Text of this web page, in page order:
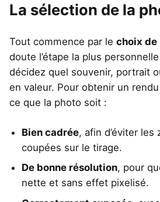
La sélection de la
Tout commence par le choix de
doute l’étape la plus
décidez quel souvenir, portrait
en valeur. Pour obtenir un
ce que la photo soit :
Bien cadrée, afin d’éviter
coupées sur le tirage.
De bonne résolution, pour
nette et sans effet pixelisé.